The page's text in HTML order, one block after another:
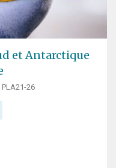
et Antarctique
26